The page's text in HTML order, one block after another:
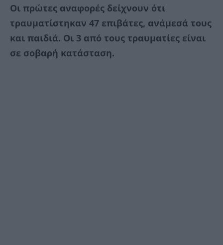
Οι πρώτες αναφορές δείχνουν ότι
τραυματίστηκαν 47 επιβάτες, ανάμεσά τους
και παιδιά. Οι 3 από τους τραυματίες είναι
σε σοβαρή κατάσταση.